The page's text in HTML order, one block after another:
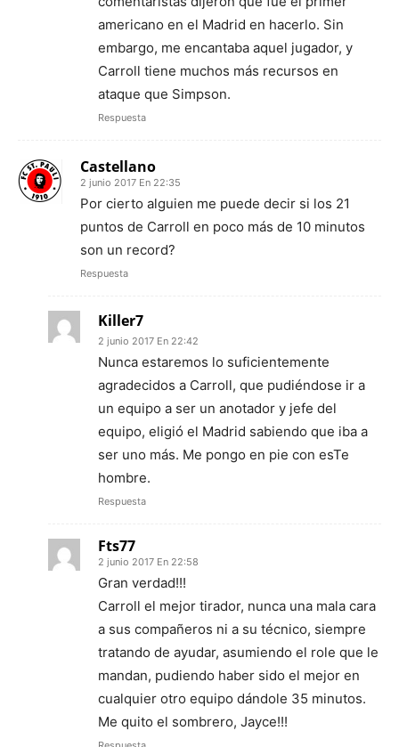
americano en el Madrid en hacerlo. Sin
embargo, me encantaba aquel jugador, y
Carroll tiene muchos más recursos en
ataque que Simpson.
Respuesta
Castellano
2 junio 2017 En 22:35
Por cierto alguien me puede decir si los 21
puntos de Carroll en poco más de 10 minutos
son un record?
Respuesta
Killer7
2 junio 2017 En 22:42
Nunca estaremos lo suficientemente
agradecidos a Carroll, que pudiéndose ir a
un equipo a ser un anotador y jefe del
equipo, eligió el Madrid sabiendo que iba a
ser uno más. Me pongo en pie con esTe
hombre.
Respuesta
Fts77
2 junio 2017 En 22:58
Gran verdad!!!
Carroll el mejor tirador, nunca una mala cara
a sus compañeros ni a su técnico, siempre
tratando de ayudar, asumiendo el role que le
mandan, pudiendo haber sido el mejor en
cualquier otro equipo dándole 35 minutos.
Me quito el sombrero, Jayce!!!